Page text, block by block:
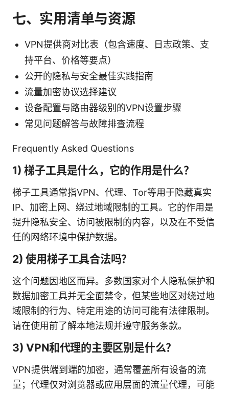
七、实用清单与资源
VPN提供商对比表（包含速度、日志政策、支
持平台、价格等要点）
公开的隐私与安全最佳实践指南
流量加密协议选择建议
设备配置与路由器级别的VPN设置步骤
常见问题解答与故障排查流程
Frequently Asked Questions
1) 梯子工具是什么，它的作用是什么？
梯子工具通常指VPN、代理、Tor等用于隐藏真实
IP、加密上网、绕过地域限制的工具。它的作用是
提升隐私安全、访问被限制的内容，以及在不受信
任的网络环境中保护数据。
2) 使用梯子工具合法吗？
这个问题因地区而异。多数国家对个人隐私保护和
数据加密工具并无全面禁令，但某些地区对绕过地
域限制的行为、特定用途的访问可能有法律限制。
请在使用前了解本地法规并遵守服务条款。
3) VPN和代理的主要区别是什么？
VPN提供端到端的加密，通常覆盖所有设备的流
量；代理仅对浏览器或应用层面的流量代理，可能